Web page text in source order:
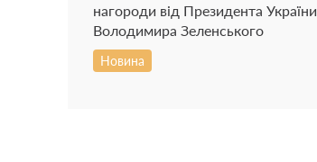
нагороди від Президента України
Володимира Зеленського
Новина